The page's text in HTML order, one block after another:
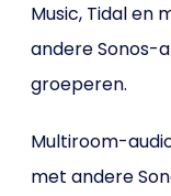
Music, Tidal en
andere Sonos-
groeperen.
Multiroom-
met andere